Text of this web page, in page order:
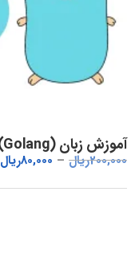
آموزش زبان Go (Golang)
200,000ریال 80,000ریال